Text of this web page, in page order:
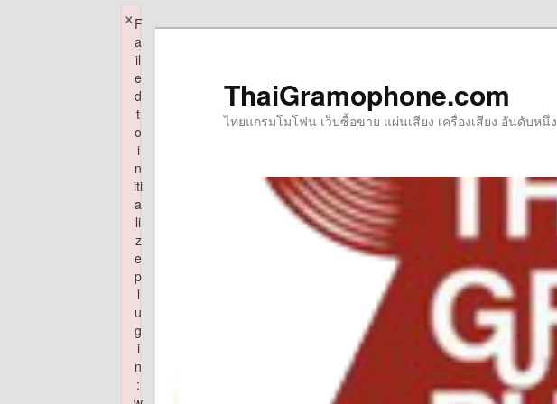
ThaiGramophone.com
ไทยแกรมโมโฟน เว็บซื้อขาย แผ่นเสียง เครื่องเสียง อันดับหนึ่ง
F
a
il
e
d
t
o
i
n
iti
a
li
z
e
p
l
u
g
i
n
:
×